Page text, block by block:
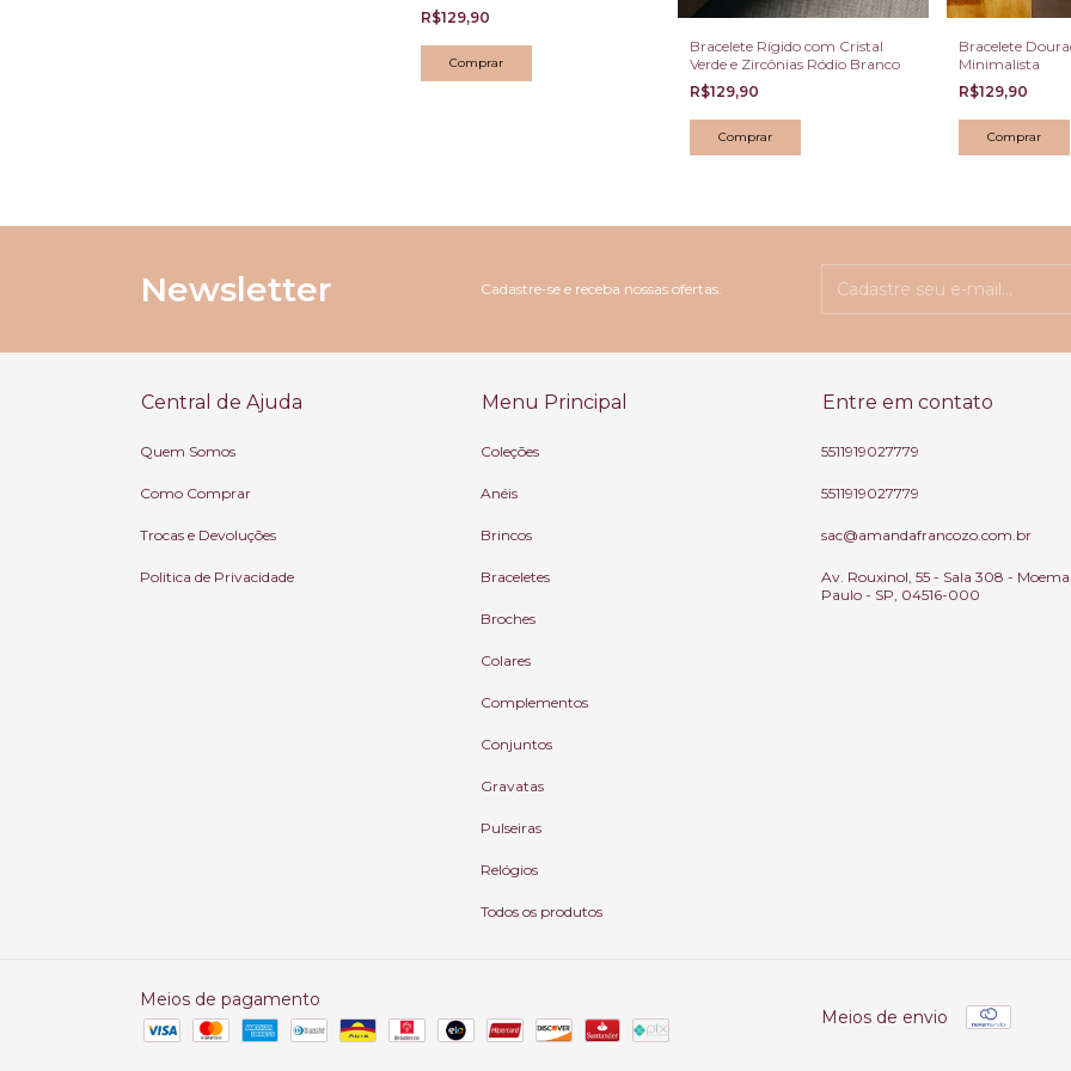
R$129,90
Bracelete Rígido com Cristal
Verde e Zircônias Ródio Branco
R$129,90
Bracelete
Minimalista
R$129,90
Newsletter Cadastre-se e receba nossas ofertas.
Central de Ajuda
Quem Somos
Como Comprar
Trocas e Devoluções
Politica de Privacidade
Menu Principal
Coleções
Anéis
Brincos
Braceletes
Broches
Colares
Complementos
Conjuntos
Gravatas
Pulseiras
Relógios
Todos os produtos
Entre em contato
5511919027779
5511919027779
sac@amandafrancozo.com.br
Av. Rouxinol, 55 - Sala 308 -
Paulo - SP, 04516-000
Meios de pagamento
Meios de envio